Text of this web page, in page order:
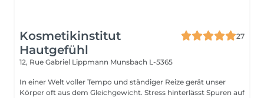
Kosmetikinstitut
Hautgefühl
27
12, Rue Gabriel Lippmann Munsbach L-5365
In einer Welt voller Tempo und ständiger Reize gerät unser
Körper oft aus dem Gleichgewicht. Stress hinterlässt Spuren auf